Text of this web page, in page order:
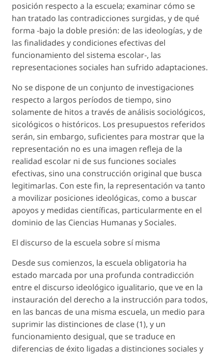
posición respecto a la escuela; examinar cómo se
han tratado las contradicciones surgidas, y de qué
forma -bajo la doble presión: de las ideologías, y de
las finalidades y condiciones efectivas del
funcionamiento del sistema escolar-, las
representaciones sociales han sufrido adaptaciones.
No se dispone de un conjunto de investigaciones
respecto a largos períodos de tiempo, sino
solamente de hitos a través de análisis sociológicos,
sicológicos o históricos. Los presupuestos referidos
serán, sin embargo, suficientes para mostrar que la
representación no es una imagen refleja de la
realidad escolar ni de sus funciones sociales
efectivas, sino una construcción original que busca
legitimarlas. Con este fin, la representación va tanto
a movilizar posiciones ideológicas, como a buscar
apoyos y medidas científicas, particularmente en el
dominio de las Ciencias Humanas y Sociales.
El discurso de la escuela sobre sí misma
Desde sus comienzos, la escuela obligatoria ha
estado marcada por una profunda contradicción
entre el discurso ideológico igualitario, que ve en la
instauración del derecho a la instrucción para todos,
en las bancas de una misma escuela, un medio para
suprimir las distinciones de clase (1), y un
funcionamiento desigual, que se traduce en
diferencias de éxito ligadas a distinciones sociales y